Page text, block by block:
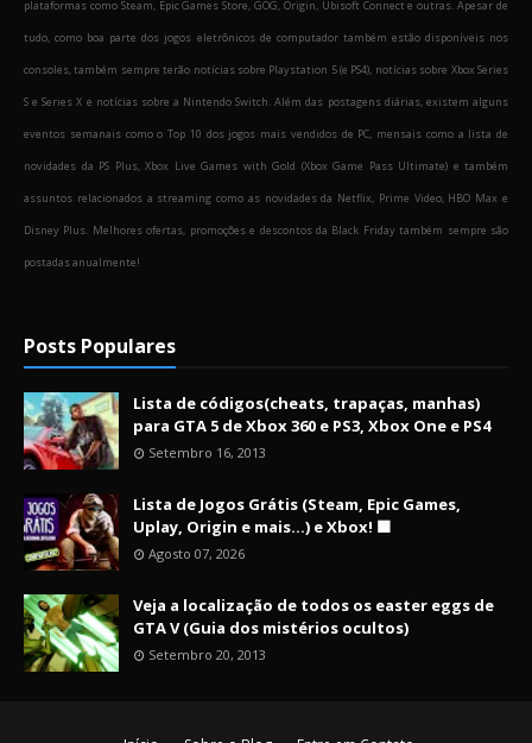
plataformas como Steam, Epic Games Store, GOG, Origin, Ubisoft Connect e outras. Apesar de
tudo, como boa parte dos jogos eletrônicos de computador também estão disponíveis nos
consoles, também sempre terão notícias sobre Playstation 5 (e PS4), notícias sobre Xbox Series
S e Series X e notícias sobre a Nintendo Switch. Além das postagens diárias, existem alguns
eventos semanais como o Top 10 dos jogos mais vendidos de PC, mensais como a lista de
novidades da PS Plus, Xbox Live Games with Gold (Xbox Game Pass Ultimate) e também
assuntos relacionados a streaming como as novidades da Netflix, Prime Video, HBO Max e
Disney Plus. Melhores ofertas, promoções e descontos da Black Friday também sempre são
postadas anualmente!
Posts Populares
Lista de códigos(cheats, trapaças, manhas)
para GTA 5 de Xbox 360 e PS3, Xbox One e PS4
Setembro 16, 2013
Lista de Jogos Grátis (Steam, Epic Games,
Uplay, Origin e mais...) e Xbox! 🟩
Agosto 07, 2026
Veja a localização de todos os easter eggs de
GTA V (Guia dos mistérios ocultos)
Setembro 20, 2013